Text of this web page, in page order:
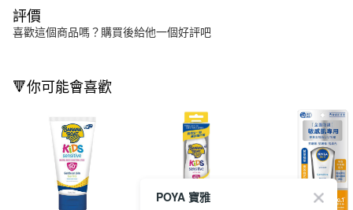
評價
喜歡這個商品嗎？購買後給他一個好評吧
🔻你可能會喜歡
POYA 寶雅